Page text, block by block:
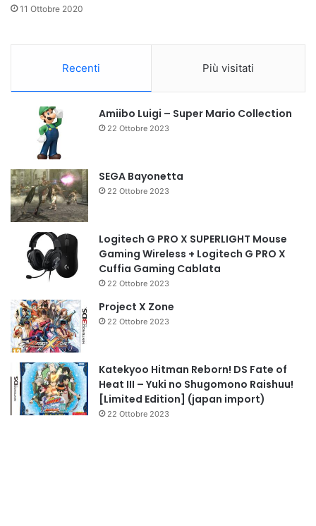
11 Ottobre 2020
Recenti Più visitati
Amiibo Luigi – Super Mario Collection
22 Ottobre 2023
SEGA Bayonetta
22 Ottobre 2023
Logitech G PRO X SUPERLIGHT Mouse
Gaming Wireless + Logitech G PRO X
Cuffia Gaming Cablata
22 Ottobre 2023
Project X Zone
22 Ottobre 2023
Katekyoo Hitman Reborn! DS Fate of
Heat III – Yuki no Shugomono Raishuu!
[Limited Edition] (japan import)
22 Ottobre 2023